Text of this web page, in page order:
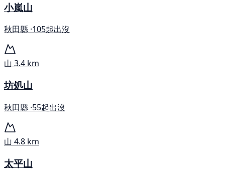
小嵐山
秋田縣 ·105起出沒
山 3.4 km
坊処山
秋田縣 ·55起出沒
山 4.8 km
太平山